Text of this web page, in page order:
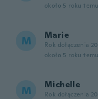
około 5 roku temu
M Marie
Rok dołączenia
około 5 roku temu
M Michelle
Rok dołączenia